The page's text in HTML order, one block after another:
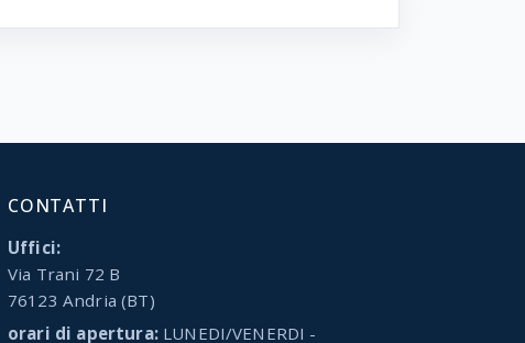
CONTATTI
Uffici:
Via Trani 72 B
76123 Andria (BT)
orari di apertura:LUNEDI/VENERDI -